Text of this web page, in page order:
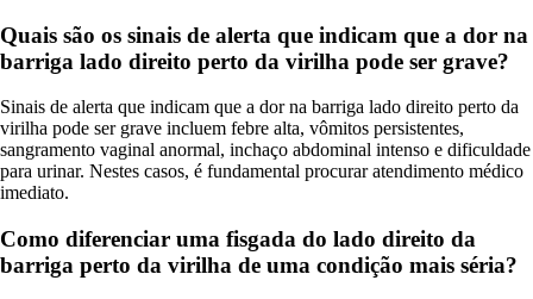
Quais são os sinais de alerta que indicam que a dor na
barriga lado direito perto da virilha pode ser grave?
Sinais de alerta que indicam que a dor na barriga lado direito perto da
virilha pode ser grave incluem febre alta, vômitos persistentes,
sangramento vaginal anormal, inchaço abdominal intenso e dificuldade
para urinar. Nestes casos, é fundamental procurar atendimento médico
imediato.
Como diferenciar uma fisgada do lado direito da
barriga perto da virilha de uma condição mais séria?